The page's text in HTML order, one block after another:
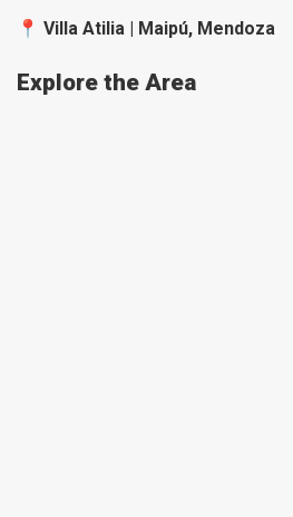
📍 Villa Atilia | Maipú, Mendoza
Explore the Area